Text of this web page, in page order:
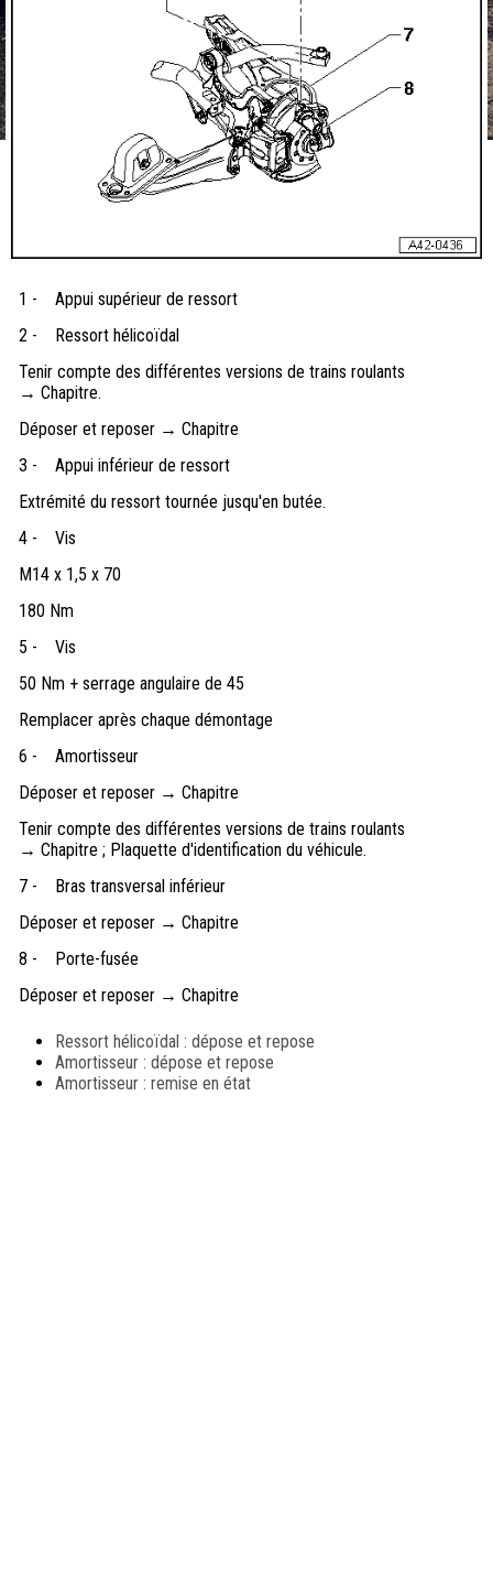
1 -
Appui supérieur de ressort
2 -
Ressort hélicoïdal
Tenir compte des différentes versions de trains roulants
→ Chapitre.
Déposer et reposer → Chapitre
3 -
Appui inférieur de ressort
Extrémité du ressort tournée jusqu'en butée.
4 -
Vis
M14 x 1,5 x 70
180 Nm
5 -
Vis
50 Nm + serrage angulaire de 45
Remplacer après chaque démontage
6 -
Amortisseur
Déposer et reposer → Chapitre
Tenir compte des différentes versions de trains roulants
→ Chapitre ; Plaquette d'identification du véhicule.
7 -
Bras transversal inférieur
Déposer et reposer → Chapitre
8 -
Porte-fusée
Déposer et reposer → Chapitre
Ressort hélicoïdal : dépose et repose
Amortisseur : dépose et repose
Amortisseur : remise en état